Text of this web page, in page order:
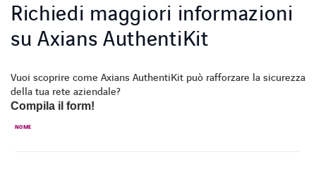
Richiedi maggiori informazioni
su Axians AuthentiKit
Vuoi scoprire come Axians AuthentiKit può rafforzare la sicurezza
della tua rete aziendale?
Compila il form!
NOME